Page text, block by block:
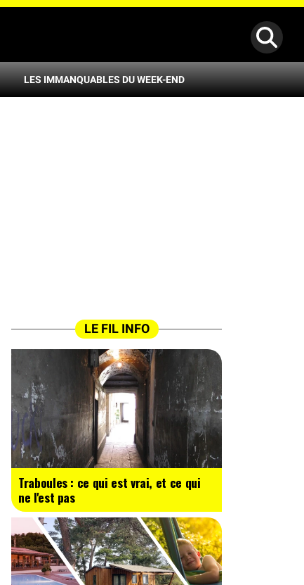
LES IMMANQUABLES DU WEEK-END
LE FIL INFO
Traboules : ce qui est vrai, et ce qui
ne l'est pas